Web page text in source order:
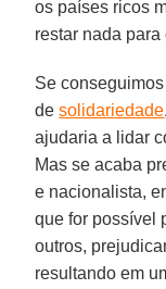
os países ricos
restar nada para
Se
desolidariedade
ajudaria a lidar
Mas se acaba
e nacionalista,
que for possível
outros,
resultando em